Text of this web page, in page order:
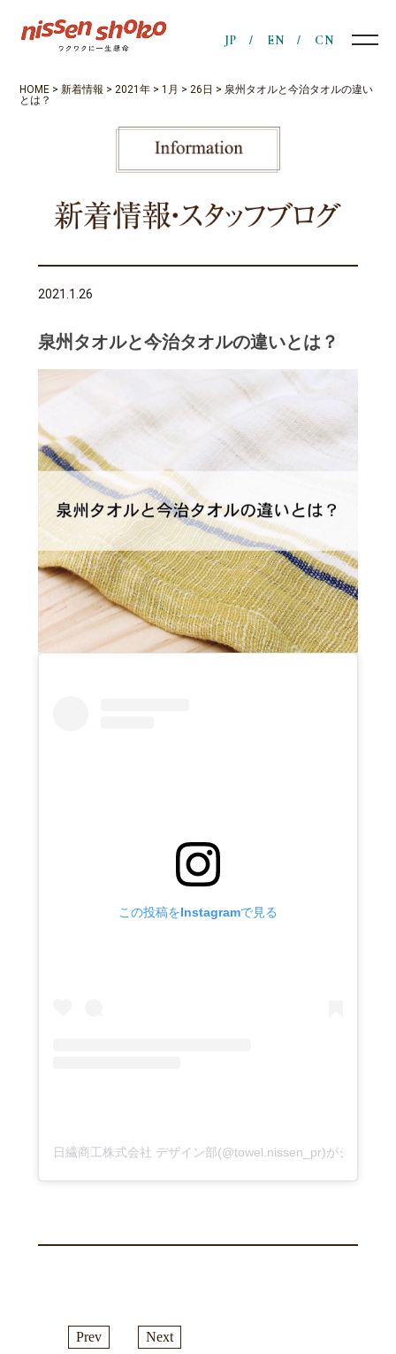
JP EN CN
HOME >新着情報 >2021年 >1月 >26日 > 泉州タオルと今治タオルの違い
とは？
2021.1.26
泉州タオルと今治タオルの違いとは？
この投稿をInstagramで見る
日繊商工株式会社 デザイン部(@towel.nissen_pr)がシェアし
Prev Next